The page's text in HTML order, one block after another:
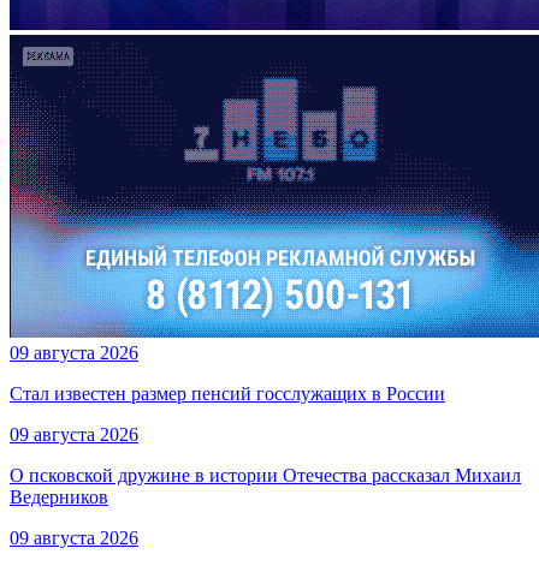
09 августа 2026
Стал известен размер пенсий госслужащих в России
09 августа 2026
О псковской дружине в истории Отечества рассказал Михаил
Ведерников
09 августа 2026